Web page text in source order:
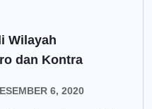
Wilayah
dan Kontra
6, 2020